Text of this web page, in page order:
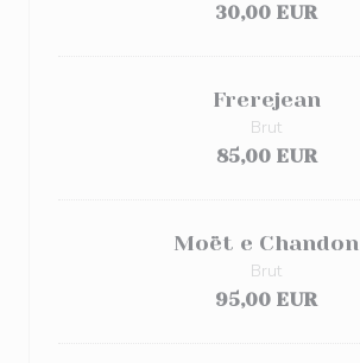
30,00 EUR
Frerejean
Brut
85,00 EUR
Moët e Chandon
Brut
95,00 EUR